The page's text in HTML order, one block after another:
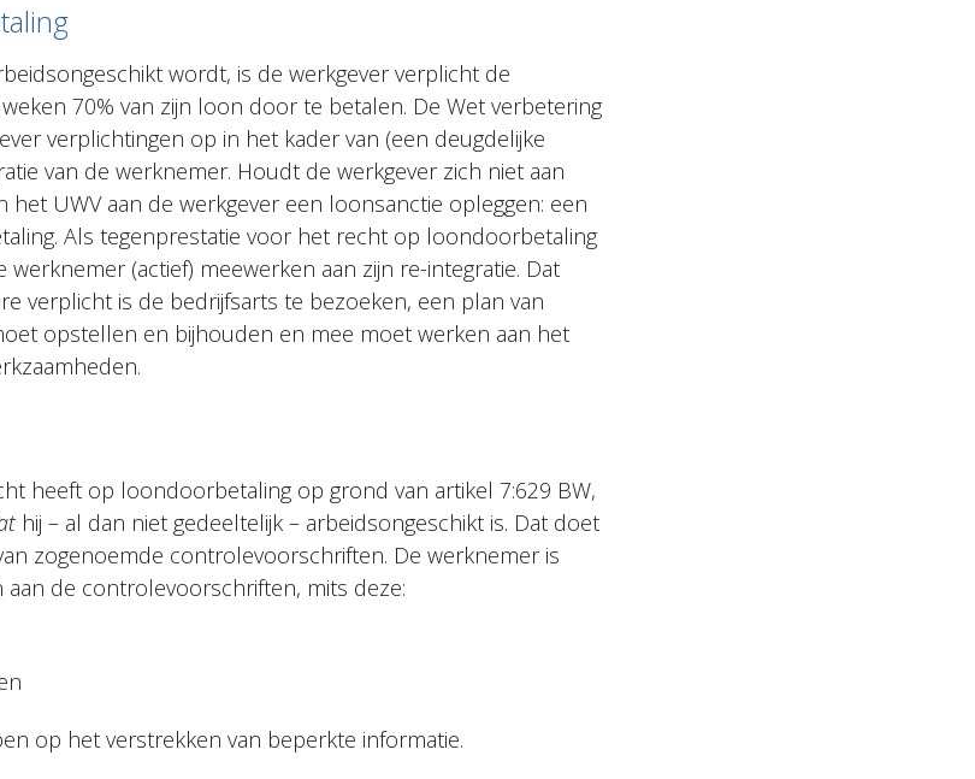
wordt, is de werkgever verplicht de
70% van zijn loon door te betalen. De Wet verbetering
verplichtingen op in het kader van (een deugdelijke
van de werknemer. Houdt de werkgever zich niet aan
het UWV aan de werkgever een loonsanctie opleggen: een
Als tegenprestatie voor het recht op loondoorbetaling
(actief) meewerken aan zijn re-integratie. Dat
verplicht is de bedrijfsarts te bezoeken, een plan van
opstellen en bijhouden en mee moet werken aan het
heeft op loondoorbetaling op grond van artikel 7:629 BW,
hij – al dan niet gedeeltelijk – arbeidsongeschikt is. Dat doet
zogenoemde controlevoorschriften. De werknemer is
de controlevoorschriften, mits deze:
op het verstrekken van beperkte informatie.